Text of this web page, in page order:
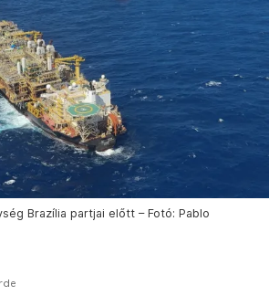
Brazília partjai előtt – Fotó: Pablo